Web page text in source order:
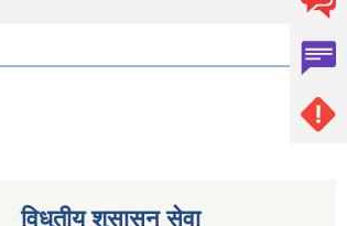
विधुतीय शुसासन सेवा